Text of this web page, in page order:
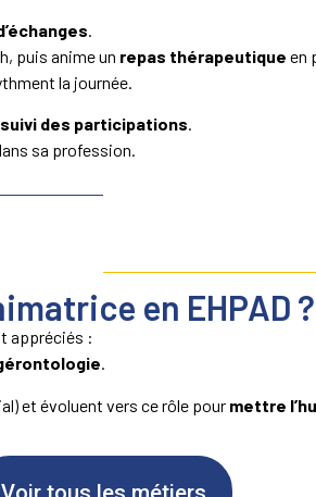
puis anime un repas thérapeutique en
la journée.
des participations.
sa profession.
en EHPAD ?
appréciés :
.
et évoluent vers ce rôle pour mettre